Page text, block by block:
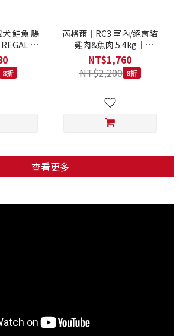
鮭魚 腸
天
料
8折
芮格爾｜RC3 室內/絕育貓
雞肉&魚肉 5.4kg｜
REGAL 天然貓糧 貓飼料
NT$1,760
NT$2,200 8折
查看更多